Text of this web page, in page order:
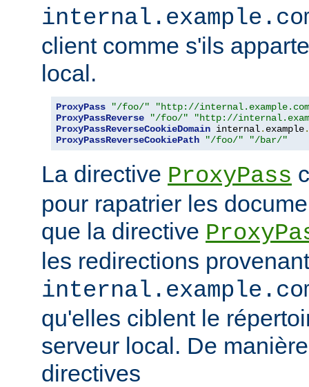
client comme s'ils
local.
ProxyPass "/foo/"
"http://
ProxyPassReverse
"/foo/"
"http://
ProxyPassReverseCookieDomain internal. example.
ProxyPassReverseCookiePath
"/foo/" "/bar/"
La directive ProxyPass
pour rapatrier les
que la directive
les redirections
qu'elles ciblent le
serveur local. De
directives